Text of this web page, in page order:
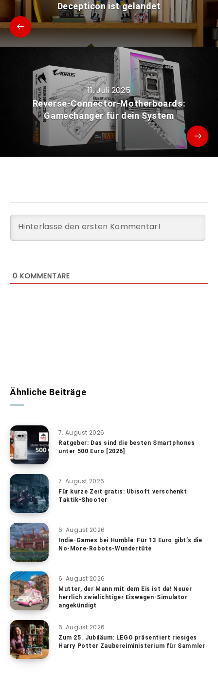
Decepticon ist gelandet
11. Juli 2025
Reverse-Connector-Motherboards:
Gamechanger für dein System
0 KOMMENTARE
Ähnliche Beiträge
7. August 2026
Ratgeber: Das sind die besten Smartphones
unter 500 Euro [2026]
7. August 2026
Für kurze Zeit gratis: Ubisoft verschenkt
Taktik-Shooter
6. August 2026
Indie-Games bei Humble: Für 13 Euro gibt’s die
No-More-Robots-Wundertüte
6. August 2026
Mutter, der Mann mit dem Eis ist da! Neuer
herrlich zwielichtiger Eiswagen-Simulator
angekündigt
6. August 2026
Zum 25. Jubiläum: LEGO präsentiert riesiges
Harry Potter Zaubereiministerium für Sammler